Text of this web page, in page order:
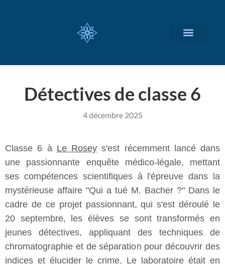
Détectives de classe 6
4 décembre 2025
Classe 6 à Le Rosey s'est récemment lancé dans
une passionnante enquête médico-légale, mettant
ses compétences scientifiques à l'épreuve dans la
mystérieuse affaire "Qui a tué M. Bacher ?" Dans le
cadre de ce projet passionnant, qui s'est déroulé le
20 septembre, les élèves se sont transformés en
jeunes détectives, appliquant des techniques de
chromatographie et de séparation pour découvrir des
indices et élucider le crime. Le laboratoire était en